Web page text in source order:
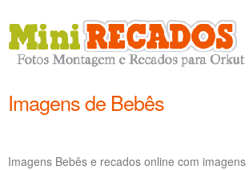
Imagens de Bebês
Imagens Bebês e recados online com